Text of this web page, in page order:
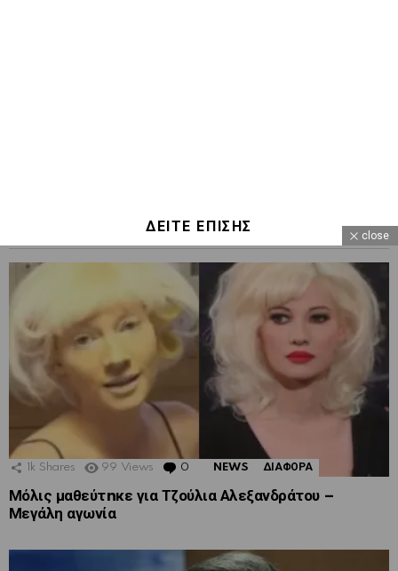
ΔΕΙΤΕ ΕΠΙΣΗΣ
1k Shares 99 Views 0 Comments
NEWS ΔΙΑΦΟΡΑ
Μόλις μαθεύτnκε για Τζούλια Αλεξανδράτου –
Μεγάλη αγωνία
close